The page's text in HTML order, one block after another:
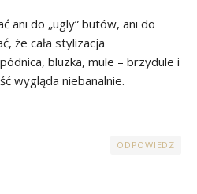
ani do „ugly” butów, ani do
że cała stylizacja
bluzka, mule – brzydule i
wygląda niebanalnie.
ODPOWIEDZ